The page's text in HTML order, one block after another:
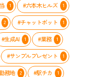
1 #六本木ヒルズ 1
2 #チャットボット 1
#生成AI 1 #業務 1
#サンプルプレゼント 1
務地 2 #駅チカ 1